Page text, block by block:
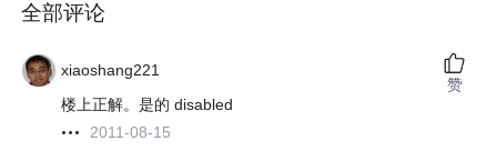
全部评论
xiaoshang221
楼上正解。是的 disabled
2011-08-15
赞